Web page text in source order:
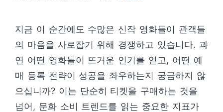
지금 이 순간에도 수많은 신작 영화들이 관객들
의 마음을 사로잡기 위해 경쟁하고 있습니다. 과
연 어떤 영화들이 뜨거운 인기를 얻고, 어떤 예
매 등록 전략이 성공을 좌우하는지 궁금하지 않
으십니까? 이는 단순히 티켓을 구매하는 것을
넘어, 문화 소비 트렌드를 읽는 중요한 지표가